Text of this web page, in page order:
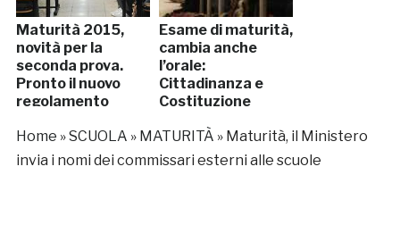
Maturità 2015,
novità per la
seconda prova.
Pronto il nuovo
regolamento
Esame di maturità,
cambia anche
l’orale:
Cittadinanza e
Costituzione
Home »SCUOLA » MATURITÀ » Maturità, il Ministero
invia i nomi dei commissari esterni alle scuole